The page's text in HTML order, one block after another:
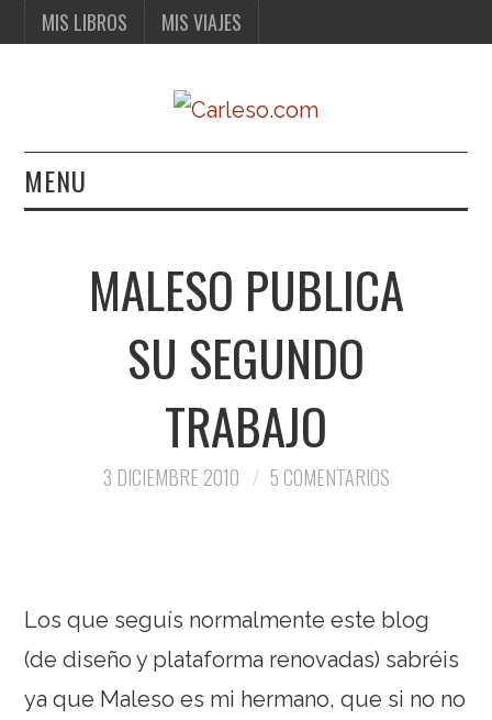
MIS LIBROS MIS VIAJES
MENU
MIS VIAJES
MALESO PUBLICA
SU SEGUNDO
TRABAJO
3 DICIEMBRE 2010 5 COMENTARIOS
Los que seguís normalmente este blog
(de diseño y plataforma renovadas) sabréis
ya que Maleso es mi hermano, que si no no